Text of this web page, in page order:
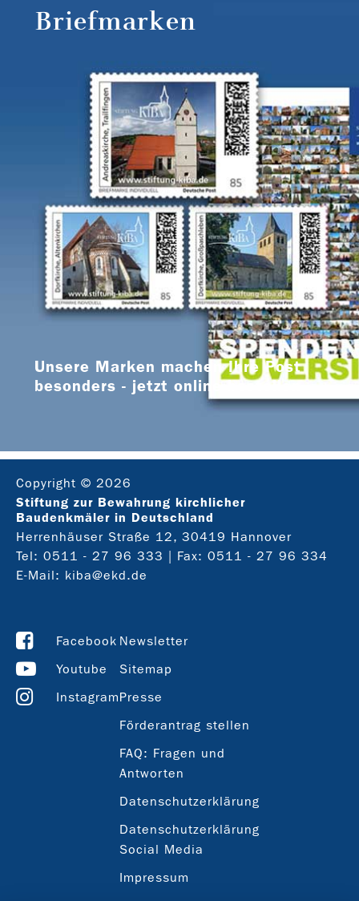
Briefmarken
Unsere Marken machen Ihre Post
besonders - jetzt online bestellen
Copyright © 2026
Stiftung zur Bewahrung kirchlicher
Baudenkmäler in Deutschland
Herrenhäuser Straße 12, 30419 Hannover
Tel: 0511 - 27 96 333
| Fax: 0511 - 27 96 334
E-Mail: kiba@ekd.de
Facebook
Youtube
Instagram
Newsletter
Sitemap
Presse
Förderantrag stellen
FAQ: Fragen und
Antworten
Datenschutzerklärung
Datenschutzerklärung
Social Media
Impressum